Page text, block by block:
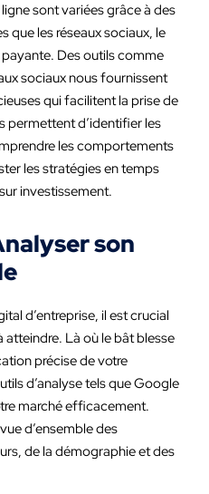
sont variées grâce à des
que les réseaux sociaux, le
Des outils comme
sociaux nous fournissent
qui facilitent la prise de
permettent d’identifier les
les comportements
les stratégies en temps
investissement.
son
d’entreprise, il est crucial
atteindre. Là où le bât blesse
précise de votre
d’analyse tels que Google
marché efficacement.
d’ensemble des
de la démographie et des